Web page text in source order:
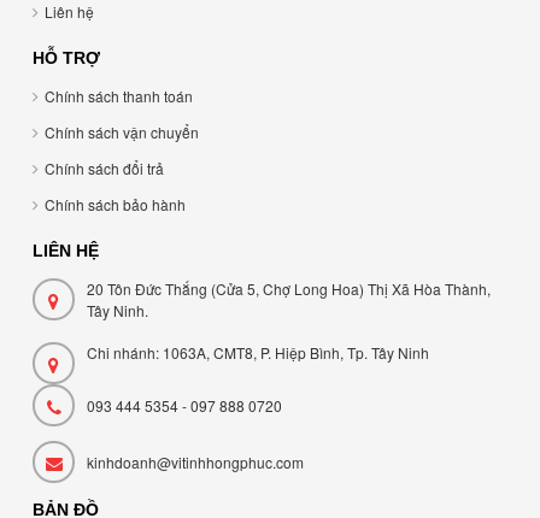
Liên hệ
HỖ TRỢ
Chính sách thanh toán
Chính sách vận chuyển
Chính sách đổi trả
Chính sách bảo hành
LIÊN HỆ
20 Tôn Đức Thắng (Cửa 5, Chợ Long Hoa) Thị Xã Hòa Thành,
Tây Ninh.
Chi nhánh: 1063A, CMT8, P. Hiệp Bình, Tp. Tây Ninh
093 444 5354 - 097 888 0720
kinhdoanh@vitinhhongphuc.com
BẢN ĐỒ